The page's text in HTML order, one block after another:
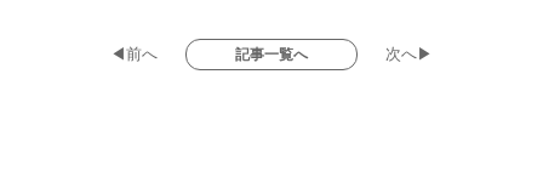
◀前へ 記事一覧へ 次へ▶